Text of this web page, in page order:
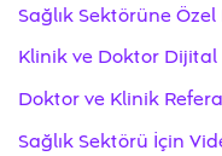
Sağlık Sektörüne Özel
Klinik ve Doktor Dijital
Doktor ve Klinik
Sağlık Sektörü İçin